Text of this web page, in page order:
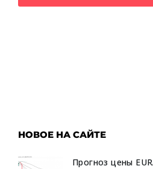
НОВОЕ НА САЙТЕ
Прогноз цены